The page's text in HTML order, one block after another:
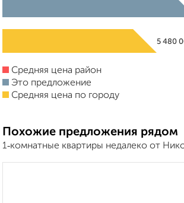
5 480
Средняя цена район
Это предложение
Средняя цена по городу
Похожие предложения рядом
1‑комнатные квартиры недалеко от